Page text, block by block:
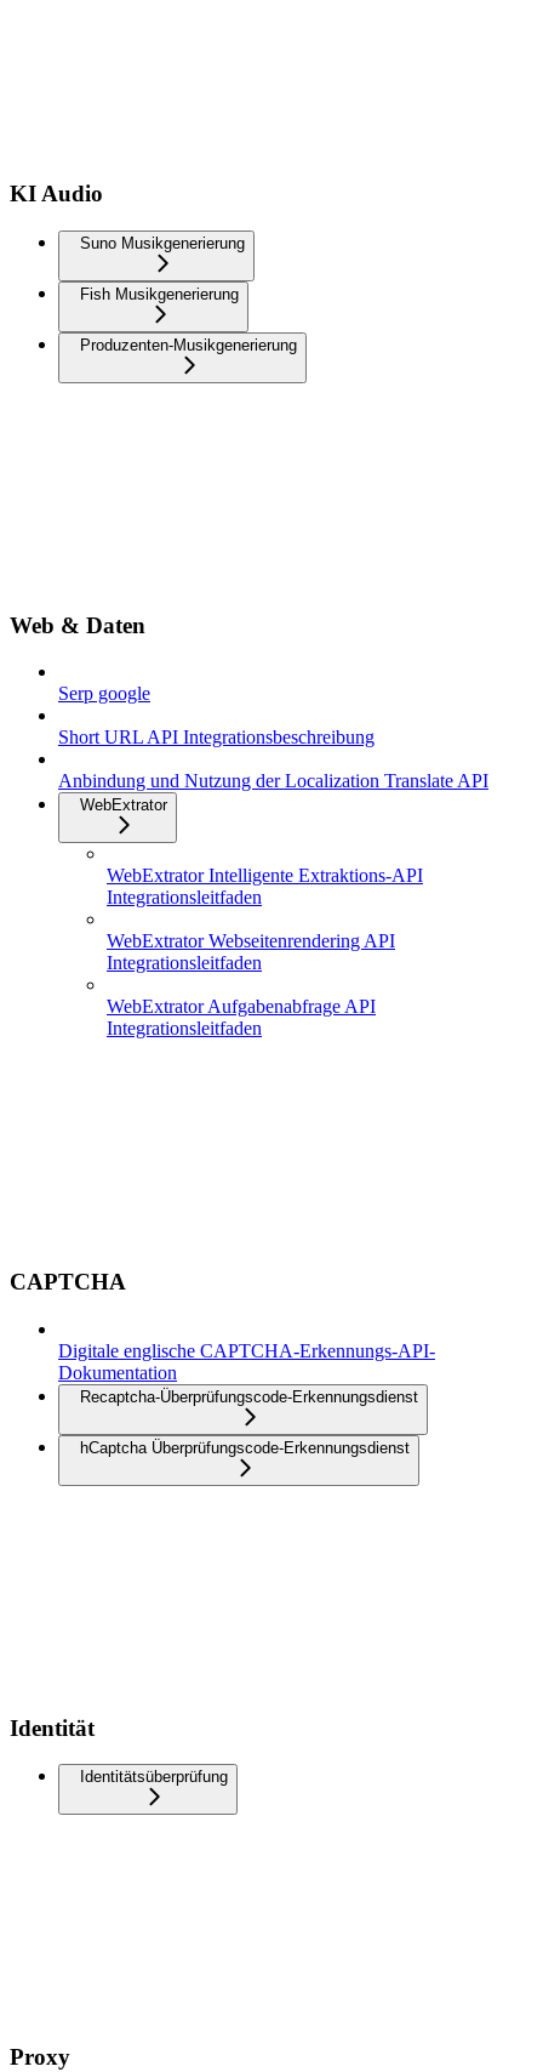
KI Audio
Suno Musikgenerierung
Fish Musikgenerierung
Produzenten-Musikgenerierung
Web & Daten
Serp google
Short URL API Integrationsbeschreibung
Anbindung und Nutzung der Localization Translate API
WebExtrator
WebExtrator Intelligente Extraktions-API
Integrationsleitfaden
WebExtrator Webseitenrendering API
Integrationsleitfaden
WebExtrator Aufgabenabfrage API
Integrationsleitfaden
CAPTCHA
Digitale englische CAPTCHA-Erkennungs-API-
Dokumentation
Recaptcha-Überprüfungscode-Erkennungsdienst
hCaptcha Überprüfungscode-Erkennungsdienst
Identität
Identitätsüberprüfung
Proxy